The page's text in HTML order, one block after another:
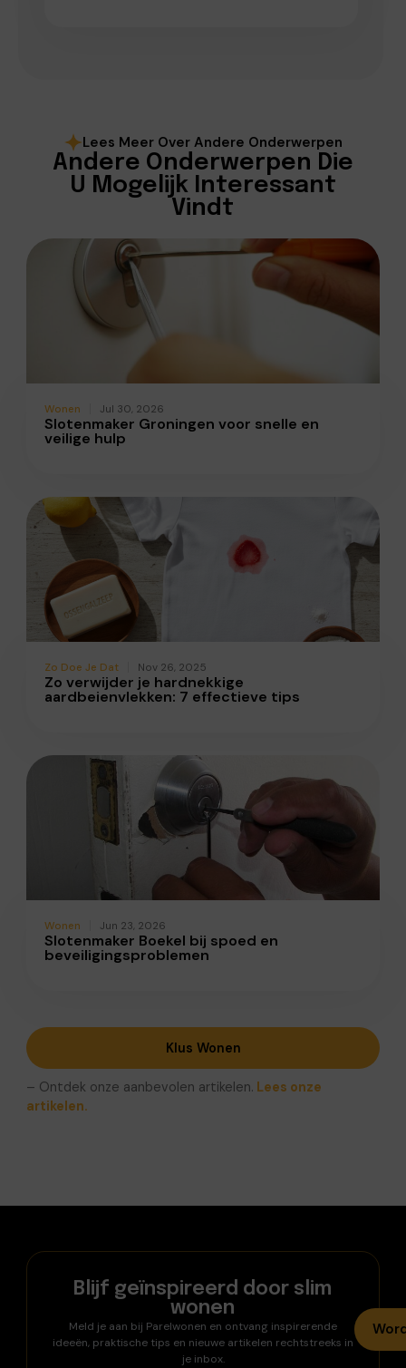
Lees Meer Over Andere Onderwerpen
Andere Onderwerpen Die
U Mogelijk Interessant
Vindt
Wonen Jul 30, 2026
Slotenmaker Groningen voor snelle en
veilige hulp
Zo Doe Je Dat Nov 26, 2025
Zo verwijder je hardnekkige
aardbeienvlekken: 7 effectieve tips
Wonen Jun 23, 2026
Slotenmaker Boekel bij spoed en
beveiligingsproblemen
Klus Wonen
– Ontdek onze aanbevolen artikelen. Lees onze
artikelen.
Blijf geïnspireerd door slim
wonen
Meld je aan bij Parelwonen en ontvang inspirerende
ideeën, praktische tips en nieuwe artikelen rechtstreeks in
je inbox.